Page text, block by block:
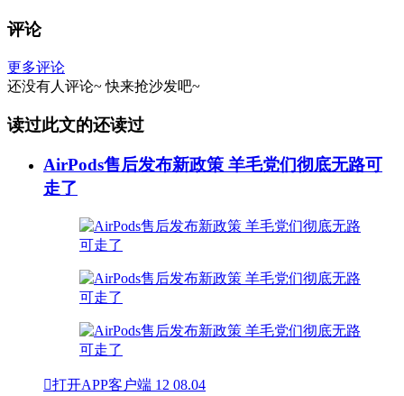
评论
更多评论
还没有人评论~ 快来抢沙发吧~
读过此文的还读过
AirPods售后发布新政策 羊毛党们彻底无路可
走了
打开APP客户端 12 08.04